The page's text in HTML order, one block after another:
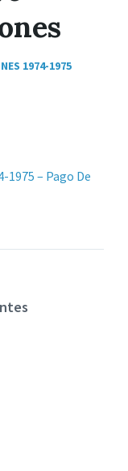
1974-1975
1975 – Pago De